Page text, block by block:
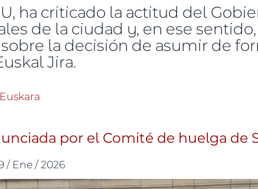
ha criticado la actitud del
de la ciudad y, en ese
la decisión de asumir de
Jira.
no es sustituir”. EH Bildu, ante la decisión del
Euskara
por el Comité de huelga de
/ Ene / 2026